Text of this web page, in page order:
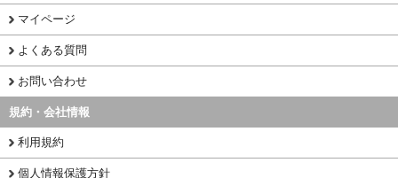
マイページ
よくある質問
お問い合わせ
規約・会社情報
利用規約
個人情報保護方針